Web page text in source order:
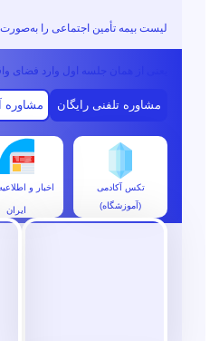
لیست بیمه تأمین اجتماعی را
یعنی از همان جلسه اول وارد فضای
مشاوره تلفنی رایگان مشاوره
تکس آکادمی
(آموزشگاه)
اخبار و
ایران